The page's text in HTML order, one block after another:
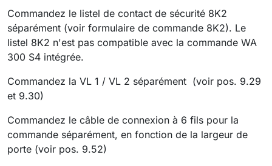
Commandez le listel de contact de sécurité 8K2
séparément (voir formulaire de commande 8K2). Le
listel 8K2 n'est pas compatible avec la commande WA
300 S4 intégrée.
Commandez la VL 1 / VL 2 séparément (voir pos. 9.29
et 9.30)
Commandez le câble de connexion à 6 fils pour la
commande séparément, en fonction de la largeur de
porte (voir pos. 9.52)